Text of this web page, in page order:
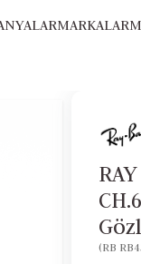
MARKALAR
(RB